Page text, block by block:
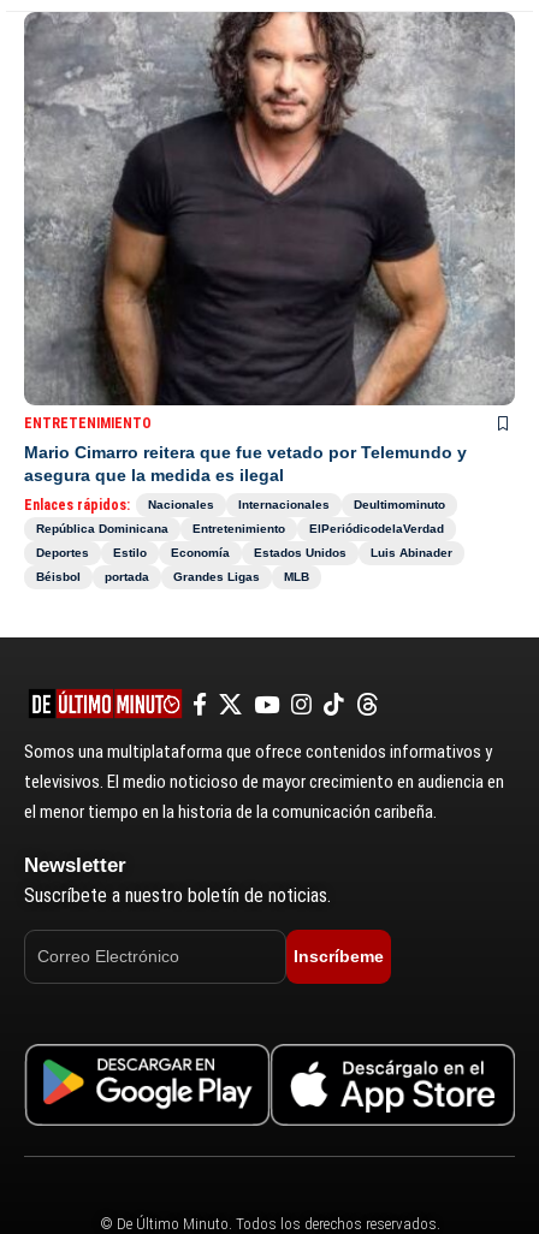
ENTRETENIMIENTO
Mario Cimarro reitera que fue vetado por Telemundo y
asegura que la medida es ilegal
Enlaces rápidos: Nacionales Internacionales
Deultimominuto
República Dominicana
Entretenimiento
ElPeriódicodelaVerdad
Deportes
Estilo Economía Estados Unidos
Luis Abinader
Béisbol
portada Grandes Ligas MLB
Somos una multiplataforma que ofrece contenidos informativos y
televisivos. El medio noticioso de mayor crecimiento en audiencia en
el menor tiempo en la historia de la comunicación caribeña.
Newsletter
Suscríbete a nuestro boletín de noticias.
Inscríbeme
© De Último Minuto. Todos los derechos reservados.